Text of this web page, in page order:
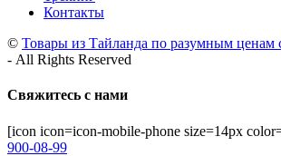
Контакты
© Товары из Тайланда по разумным ценам
- All Rights Reserved
Свяжитесь с нами
[icon icon=icon-mobile-phone size=14px
900-08-99